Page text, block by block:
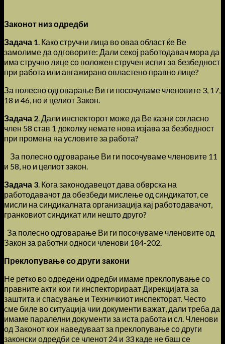
Законот низ одредби
Задача 1. Како стручни лица во оваа област ќе Ве
замолиме да одговорите: Дали секој работодавач мора да
има стручно лице со положен стручен испит за безбедност
при работа или ангажирано овластено правно лице?
За полесно одговарање Ви ги посочуваме членовите 3, 17,
18 и 46, но и целиот Закон.
Задача 2. Дали инспекторот може да Ве казни согласно
член 58 став 1 доколку немате нова изјава за безбедност
при промена на условите за работа?
За полесно одговарање Ви ги посочуваме членовите 11
и 58, но и целиот закон.
Задача 3. Кога законодавецот дава обврска на
работодавачот да обезбеди мислење од синдикатот, се
мисли на синдикалната организација кај работодавачот,
гранковиот синдикат или нешто друго?
За полесно одговарање Ви ги посочуваме членовите од
Закон за работни односи членови 184-202.
Преклопување со други закони
Не ретко во одредени одредби имаме преклопување со
правните акти кои ги инспекторираат Дирекцијата за
заштита и спасување и Техничкиот инспекторат. Често
сме биле во ситуација чии документи важат, дали треба да
имаме паралелни документи за иста работа и сл. Членови
од Законот кои наведуваат за преклопување со други
законски одредби се членот 24 и 33 каде не баш се